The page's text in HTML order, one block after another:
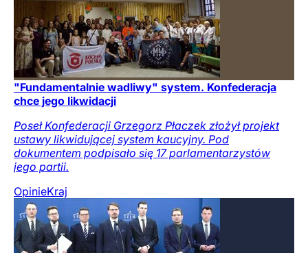
"Fundamentalnie wadliwy" system. Konfederacja
chce jego likwidacji
Poseł Konfederacji Grzegorz Płaczek złożył projekt
ustawy likwidującej system kaucyjny. Pod
dokumentem podpisało się 17 parlamentarzystów
jego partii.
OpinieKraj